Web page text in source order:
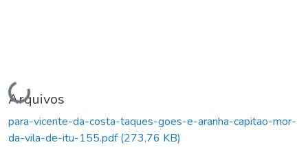
Carregando...
Arquivos
para-vicente-da-costa-taques-goes-e-aranha-capitao-mor-
da-vila-de-itu-155.pdf(273,76 KB)